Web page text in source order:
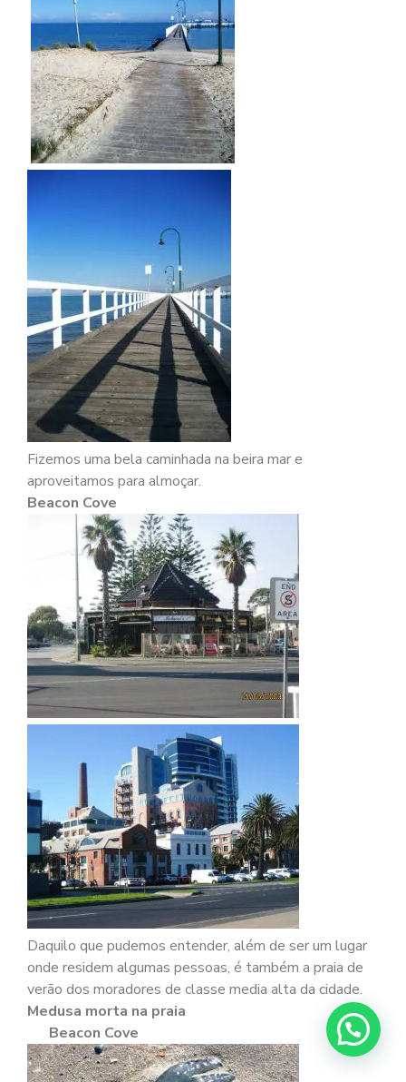
Fizemos uma bela caminhada na beira mar e
aproveitamos para almoçar.
Beacon Cove
Daquilo que pudemos entender, além de ser um lugar
onde residem algumas pessoas, é também a praia de
verão dos moradores de classe media alta da cidade.
Medusa morta na praia
Beacon Cove